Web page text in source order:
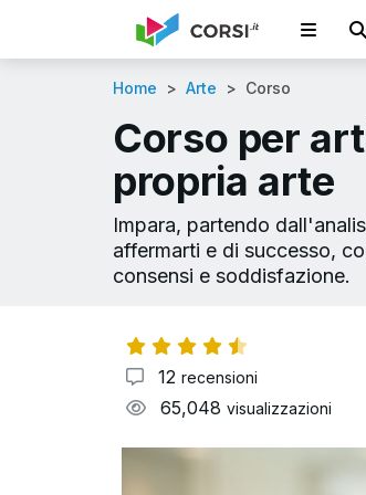
Home Arte Corso
Corso per
propria arte
Impara, partendo
affermarti e di successo,
consensi e soddisfazione.
12 recensioni
65,048 visualizzazioni